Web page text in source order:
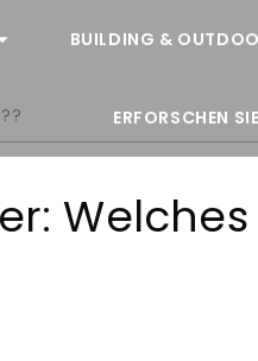
BUILDING &
ERFORSCHEN
Welches